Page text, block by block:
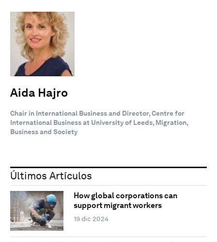
Aida Hajro
Chair in International Business and Director, Centre for
International Business at University of Leeds, Migration,
Business and Society
Últimos Artículos
How global corporations can
support migrant workers
19 dic 2024